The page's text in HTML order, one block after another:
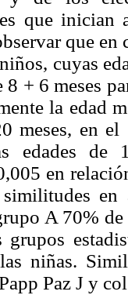
que
que
cuyas
8 + 6 meses
la edad
meses, en
edades de
en
en
A 70%
grupos
niñas.
Paz J y